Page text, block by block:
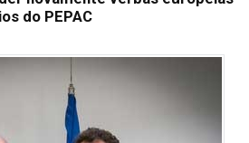
do PEPAC